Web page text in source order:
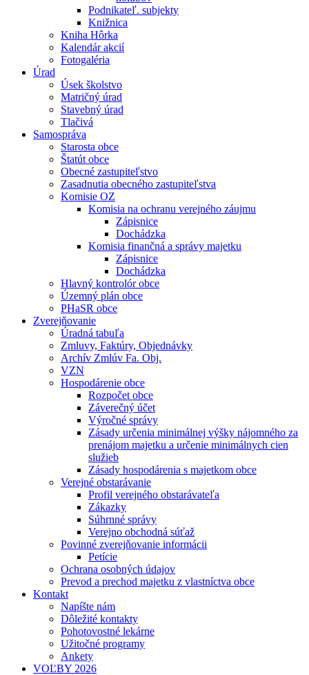
Podnikateľ. subjekty
Knižnica
Kniha Hôrka
Kalendár akcií
Fotogaléria
Úrad
Úsek školstvo
Matričný úrad
Stavebný úrad
Tlačivá
Samospráva
Starosta obce
Štatút obce
Obecné zastupiteľstvo
Zasadnutia obecného zastupiteľstva
Komisie OZ
Komisia na ochranu verejného záujmu
Zápisnice
Dochádzka
Komisia finančná a správy majetku
Zápisnice
Dochádzka
Hlavný kontrolór obce
Územný plán obce
PHaSR obce
Zverejňovanie
Úradná tabuľa
Zmluvy, Faktúry, Objednávky
Archív Zmlúv Fa. Obj.
VZN
Hospodárenie obce
Rozpočet obce
Záverečný účet
Výročné správy
Zásady určenia minimálnej výšky nájomného za
prenájom majetku a určenie minimálnych cien
služieb
Zásady hospodárenia s majetkom obce
Verejné obstarávanie
Profil verejného obstarávateľa
Zákazky
Súhrnné správy
Verejno obchodná súťaž
Povinné zverejňovanie informácii
Petície
Ochrana osobných údajov
Prevod a prechod majetku z vlastníctva obce
Kontakt
Napíšte nám
Dôležité kontakty
Pohotovostné lekárne
Užitočné programy
Ankety
VOĽBY 2026